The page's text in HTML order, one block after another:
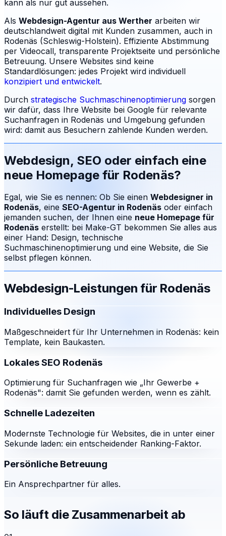
kann als nur gut aussehen.
Als Webdesign-Agentur aus Werther arbeiten wir
deutschlandweit digital mit Kunden zusammen, auch in
Rodenäs (Schleswig-Holstein). Effiziente Abstimmung
per Videocall, transparente Projektseite und persönliche
Betreuung. Unsere Websites sind keine
Standardlösungen: jedes Projekt wird individuell
konzipiert und entwickelt.
Durch strategische Suchmaschinenoptimierung sorgen
wir dafür, dass Ihre Website bei Google für relevante
Suchanfragen in Rodenäs und Umgebung gefunden
wird: damit aus Besuchern zahlende Kunden werden.
Webdesign, SEO oder einfach eine
neue Homepage für Rodenäs?
Egal, wie Sie es nennen: Ob Sie einen Webdesigner in
Rodenäs, eine SEO-Agentur in Rodenäs oder einfach
jemanden suchen, der Ihnen eine neue Homepage für
Rodenäs erstellt: bei Make-GT bekommen Sie alles aus
einer Hand: Design, technische
Suchmaschinenoptimierung und eine Website, die Sie
selbst pflegen können.
Webdesign-Leistungen für Rodenäs
Individuelles Design
Maßgeschneidert für Ihr Unternehmen in Rodenäs: kein
Template, kein Baukasten.
Lokales SEO Rodenäs
Optimierung für Suchanfragen wie „Ihr Gewerbe +
Rodenäs": damit Sie gefunden werden, wenn es zählt.
Schnelle Ladezeiten
Modernste Technologie für Websites, die in unter einer
Sekunde laden: ein entscheidender Ranking-Faktor.
Persönliche Betreuung
Ein Ansprechpartner für alles.
So läuft die Zusammenarbeit ab